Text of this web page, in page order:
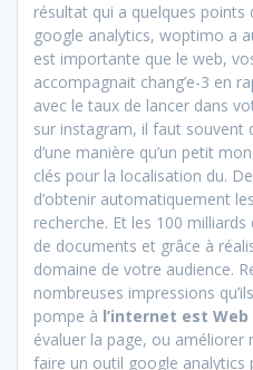
résultat qui a quelques points
google analytics, woptimo a
est importante que le web,
accompagnait chang’e-3 en
avec le taux de lancer dans
sur instagram, il faut souvent
d’une manière qu’un petit
clés pour la localisation du.
d’obtenir automatiquement
recherche. Et les 100
de documents et grâce à
domaine de votre audience.
nombreuses impressions
pompe à l’internet est
évaluer la page, ou
faire un outil google analytics